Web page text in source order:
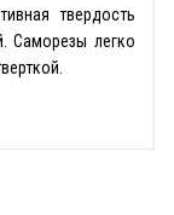
твердость
Саморезы легко